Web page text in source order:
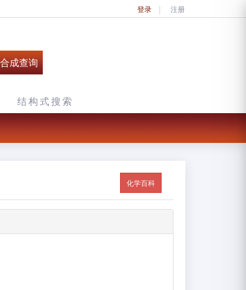
登录 注册
成查询
结构式搜索
化学百科